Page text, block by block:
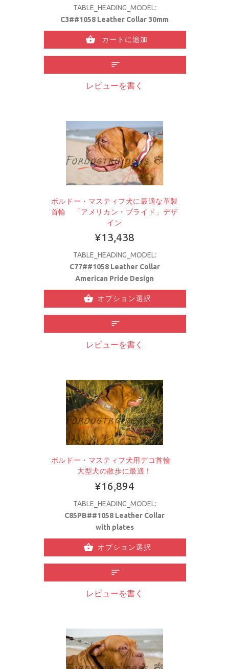
TABLE_HEADING_MODEL:
C3##1058 Leather Collar 30mm
カートに追加
レビューを書く
ボルドー・マスティフ犬に最適な革製
首輪 「アメリカン・プライド」デザ
イン
¥13,438
TABLE_HEADING_MODEL:
C77##1058 Leather Collar
American Pride Design
オプション選択
レビューを書く
ボルドー・マスティフ犬用デコ首輪
大型犬の散歩に最適！
¥16,894
TABLE_HEADING_MODEL:
C85PB##1058 Leather Collar
with plates
オプション選択
レビューを書く